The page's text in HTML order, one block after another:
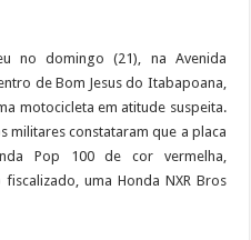
no domingo (21), na Avenida
de Bom Jesus do Itabapoana,
motocicleta em atitude suspeita.
militares constataram que a placa
Pop 100 de cor vermelha,
uma Honda NXR Bros